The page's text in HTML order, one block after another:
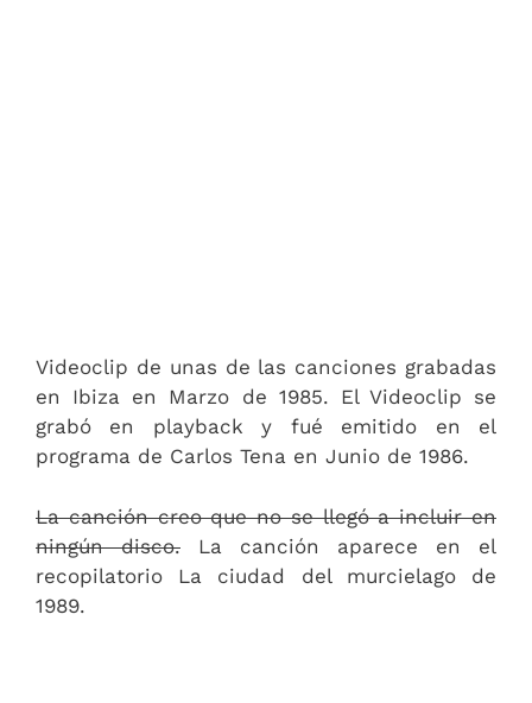
Videoclip de unas de las canciones grabadas
en Ibiza en Marzo de 1985. El Videoclip se
grabó en playback y fué emitido en el
programa de Carlos Tena en Junio de 1986.
La canción creo que no se llegó a incluir en
ningún disco. La canción aparece en el
recopilatorio La ciudad del murcielago de
1989.